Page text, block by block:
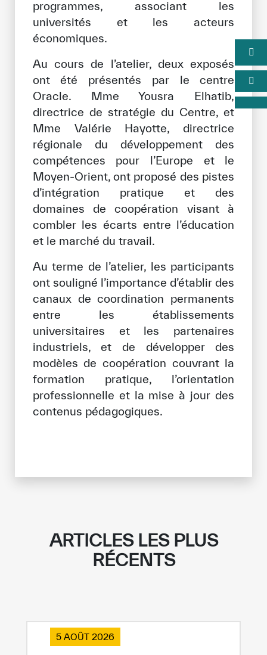
programmes, associant les
universités et les acteurs
économiques.
Au cours de l’atelier, deux exposés
ont été présentés par le centre
Oracle. Mme Yousra Elhatib,
directrice de stratégie du Centre, et
Mme Valérie Hayotte, directrice
régionale du développement des
compétences pour l’Europe et le
Moyen-Orient, ont proposé des pistes
d’intégration pratique et des
domaines de coopération visant à
combler les écarts entre l’éducation
et le marché du travail.
Au terme de l’atelier, les participants
ont souligné l’importance d’établir des
canaux de coordination permanents
entre les établissements
universitaires et les partenaires
industriels, et de développer des
modèles de coopération couvrant la
formation pratique, l’orientation
professionnelle et la mise à jour des
contenus pédagogiques.
ARTICLES LES PLUS
RÉCENTS
5 AOÛT 2026